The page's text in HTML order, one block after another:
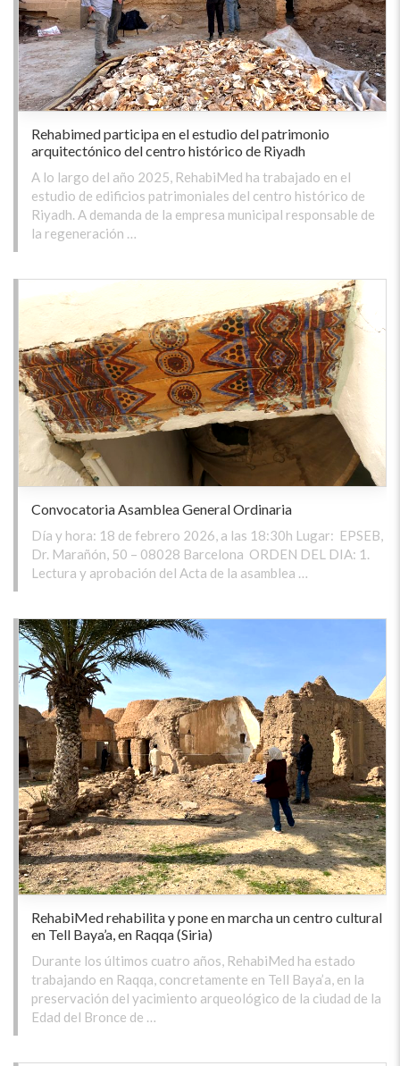
Rehabimed participa en el estudio del patrimonio
arquitectónico del centro histórico de Riyadh
A lo largo del año 2025, RehabiMed ha trabajado en el
estudio de edificios patrimoniales del centro histórico de
Riyadh. A demanda de la empresa municipal responsable de
la regeneración …
Convocatoria Asamblea General Ordinaria
Día y hora: 18 de febrero 2026, a las 18:30h Lugar: EPSEB,
Dr. Marañón, 50 – 08028 Barcelona ORDEN DEL DIA: 1.
Lectura y aprobación del Acta de la asamblea …
RehabiMed rehabilita y pone en marcha un centro cultural
en Tell Baya’a, en Raqqa (Siria)
Durante los últimos cuatro años, RehabiMed ha estado
trabajando en Raqqa, concretamente en Tell Baya’a, en la
preservación del yacimiento arqueológico de la ciudad de la
Edad del Bronce de …